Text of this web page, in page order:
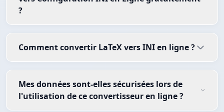
?
Comment convertir LaTeX vers INI en ligne ?
Mes données sont-elles sécurisées lors de
l'utilisation de ce convertisseur en ligne ?